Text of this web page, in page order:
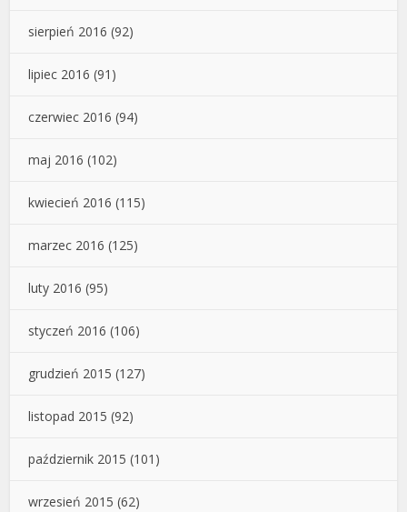
sierpień 2016 (92)
lipiec 2016 (91)
czerwiec 2016 (94)
maj 2016 (102)
kwiecień 2016 (115)
marzec 2016 (125)
luty 2016 (95)
styczeń 2016 (106)
grudzień 2015 (127)
listopad 2015 (92)
październik 2015 (101)
wrzesień 2015 (62)